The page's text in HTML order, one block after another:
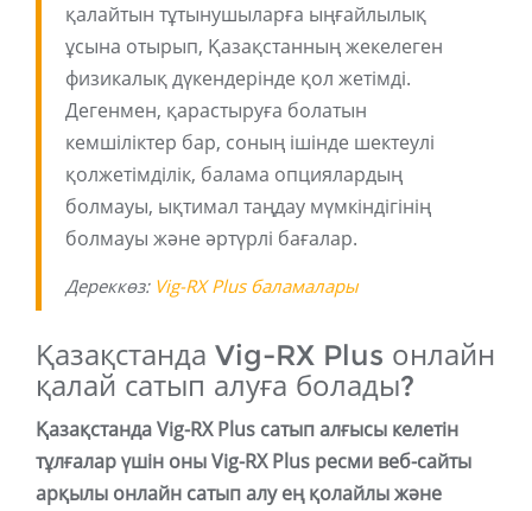
қалайтын тұтынушыларға ыңғайлылық
ұсына отырып, Қазақстанның жекелеген
физикалық дүкендерінде қол жетімді.
Дегенмен, қарастыруға болатын
кемшіліктер бар, соның ішінде шектеулі
қолжетімділік, балама опциялардың
болмауы, ықтимал таңдау мүмкіндігінің
болмауы және әртүрлі бағалар.
Дереккөз: Vig-RX Plus баламалары
Қазақстанда Vig-RX Plus онлайн
қалай сатып алуға болады?
Қазақстанда Vig-RX Plus сатып алғысы келетін
тұлғалар үшін оны Vig-RX Plus ресми веб-сайты
арқылы онлайн сатып алу ең қолайлы және